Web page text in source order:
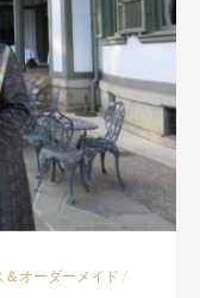
オーダーメイド /